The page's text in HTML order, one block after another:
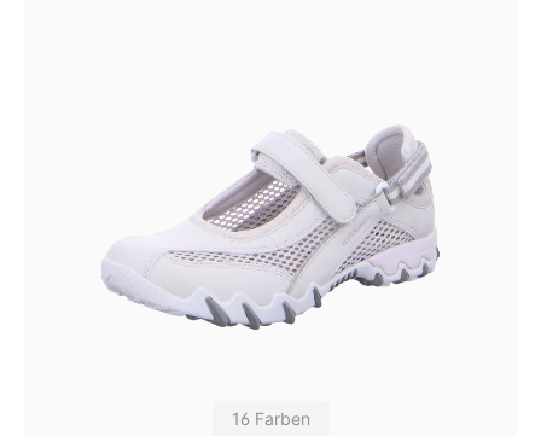
16 Farben